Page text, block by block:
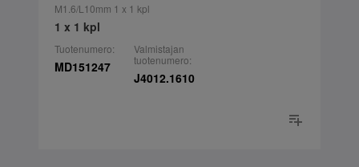
M1.6/L10mm 1 x 1 kpl
1 x 1 kpl
Tuotenumero:
MD151247
Valmistajan
tuotenumero:
J4012.1610